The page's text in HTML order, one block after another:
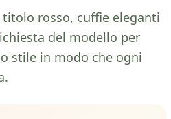
rosso, cuffie eleganti
del modello per
stile in modo che ogni